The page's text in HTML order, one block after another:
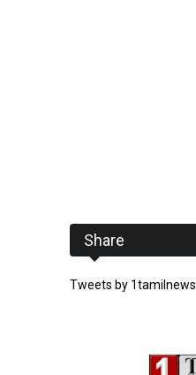
Share
Tweets by 1tamilnews